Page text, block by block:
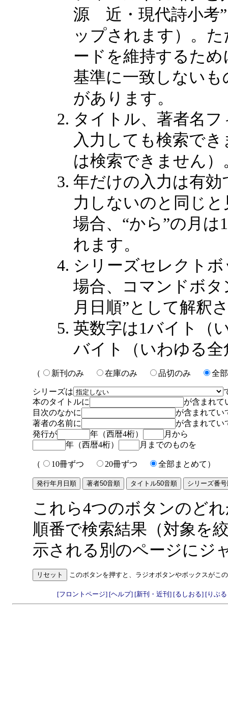
源 近・現代詩小考
ップされます）。
ードを維持するた
基準に一致しない
があります。
タイトル、著者名
入力しても検索で
は検索できません）
年だけの入力は有
力しないのと同じ
場合、“から”の月は
れます。
シリーズセレクト
場合、コマンドボタ
月日順”として解釈
英数字は1バイト（
バイト（いわゆる
（ 新刊のみ 在庫のみ 品切のみ 全
シリーズは
本のタイトルに
が含まれて
目次のなかに
が含まれてい
著者の名前に
が含まれてい
発行が
年（西暦4桁）
月から
年（西暦4桁）
月までのものを
（ 10冊ずつ 20冊ずつ 全部まとめて）
これら4つのボタンのど
順番で検索結果（対象を
示される別のページにジ
このボタンを押すと、ラジオボタンやボックスがこ
[フロントページ] [ヘルプ] [新刊・近刊] [るしおる] [りぶ